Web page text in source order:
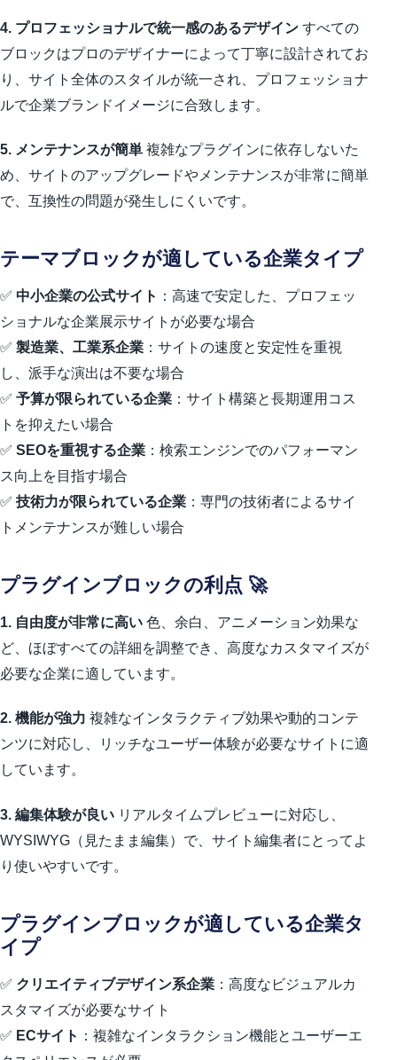
4. プロフェッショナルで統一感のあるデザイン すべての
ブロックはプロのデザイナーによって丁寧に設計されてお
り、サイト全体のスタイルが統一され、プロフェッショナ
ルで企業ブランドイメージに合致します。
5. メンテナンスが簡単 複雑なプラグインに依存しないた
め、サイトのアップグレードやメンテナンスが非常に簡単
で、互換性の問題が発生しにくいです。
テーマブロックが適している企業タイプ
✅ 中小企業の公式サイト ：高速で安定した、プロフェッ
ショナルな企業展示サイトが必要な場合
✅ 製造業、工業系企業 ：サイトの速度と安定性を重視
し、派手な演出は不要な場合
✅ 予算が限られている企業 ：サイト構築と長期運用コス
トを抑えたい場合
✅ SEOを重視する企業 ：検索エンジンでのパフォーマン
ス向上を目指す場合
✅ 技術力が限られている企業 ：専門の技術者によるサイ
トメンテナンスが難しい場合
プラグインブロックの利点 🚀
1. 自由度が非常に高い 色、余白、アニメーション効果な
ど、ほぼすべての詳細を調整でき、高度なカスタマイズが
必要な企業に適しています。
2. 機能が強力 複雑なインタラクティブ効果や動的コンテ
ンツに対応し、リッチなユーザー体験が必要なサイトに適
しています。
3. 編集体験が良い リアルタイムプレビューに対応し、
WYSIWYG（見たまま編集）で、サイト編集者にとってよ
り使いやすいです。
プラグインブロックが適している企業タ
イプ
✅ クリエイティブデザイン系企業 ：高度なビジュアルカ
スタマイズが必要なサイト
✅ ECサイト ：複雑なインタラクション機能とユーザーエ